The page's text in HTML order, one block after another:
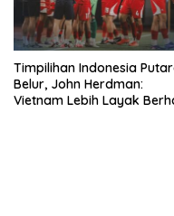
Timpilihan Indonesia
Belur, John Herdman:
Vietnam Lebih Layak